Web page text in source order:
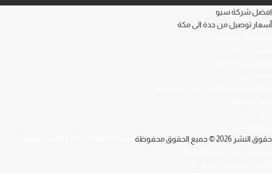
افضل شركة سيو
أسعار توصيل من جدة الى مكة
حقوق النشر 2026 © جميع الحقوق محفوظة